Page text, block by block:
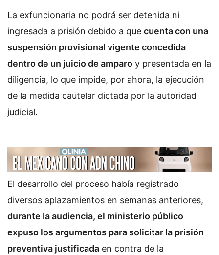
La exfuncionaria no podrá ser detenida ni
ingresada a prisión debido a que cuenta con una
suspensión provisional vigente concedida
dentro de un juicio de amparo y presentada en la
diligencia, lo que impide, por ahora, la ejecución
de la medida cautelar dictada por la autoridad
judicial.
El desarrollo del proceso había registrado
diversos aplazamientos en semanas anteriores,
durante la audiencia, el ministerio público
expuso los argumentos para solicitar la prisión
preventiva justificada en contra de la